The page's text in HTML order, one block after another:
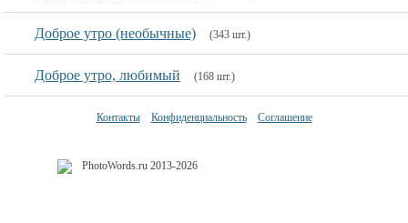
Доброе утро (необычные) (343 шт.)
Доброе утро, любимый (168 шт.)
Контакты Конфиденциальность Соглашение
PhotoWords.ru 2013-2026